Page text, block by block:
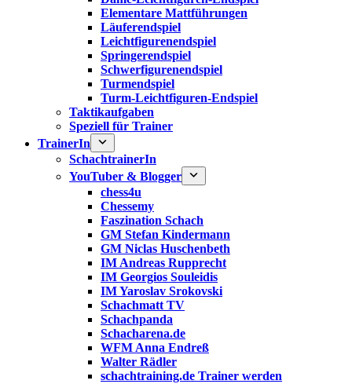
Elementare Mattführungen
Läuferendspiel
Leichtfigurenendspiel
Springerendspiel
Schwerfigurenendspiel
Turmendspiel
Turm-Leichtfiguren-Endspiel
Taktikaufgaben
Speziell für Trainer
TrainerIn
SchachtrainerIn
YouTuber & Blogger
chess4u
Chessemy
Faszination Schach
GM Stefan Kindermann
GM Niclas Huschenbeth
IM Andreas Rupprecht
IM Georgios Souleidis
IM Yaroslav Srokovski
Schachmatt TV
Schachpanda
Schacharena.de
WFM Anna Endreß
Walter Rädler
schachtraining.de Trainer werden